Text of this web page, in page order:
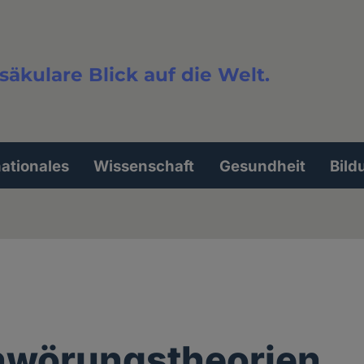
Blick auf die Welt.
Wissenschaft Gesundheit